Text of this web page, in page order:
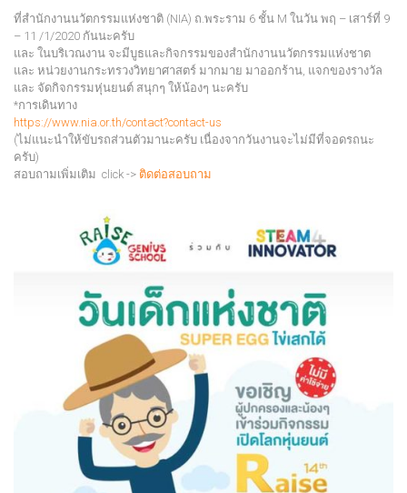
ที่สำนักงานนวัตกรรมแห่งชาติ (NIA) ถ.พระราม 6 ชั้น M ในวัน พฤ – เสาร์ที่ 9
– 11 /1/2020 กันนะครับ
และ ในบริเวณงาน จะมีบูธและกิจกรรมของสำนักงานนวัตกรรมแห่งชาต
และ หน่วยงานกระทรวงวิทยาศาสตร์ มากมาย มาออกร้าน, แจกของรางวัล
และ จัดกิจกรรมหุ่นยนต์ สนุกๆ ให้น้องๆ นะครับ
*การเดินทาง
https://www.nia.or.th/contact?contact-us
(ไม่แนะนำให้ขับรถส่วนตัวมานะครับ เนื่องจากวันงานจะไม่มีที่จอดรถนะ
ครับ)
สอบถามเพิ่มเติม click -> ติดต่อสอบถาม